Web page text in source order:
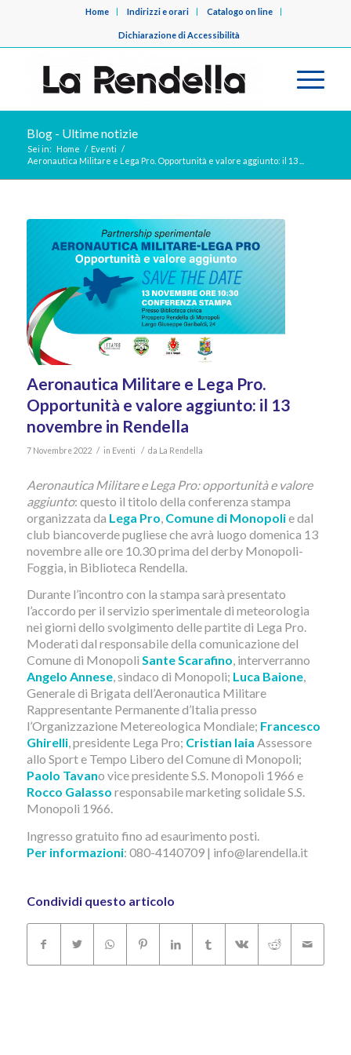
Home Indirizzi e orari Catalogo on line
Dichiarazione di Accessibilità
Blog - Ultime notizie
Sei in: Home / Eventi /
Aeronautica Militare e Lega Pro. Opportunità e valore aggiunto: il 13 ...
Aeronautica Militare e Lega Pro.
Opportunità e valore aggiunto: il 13
novembre in Rendella
7 Novembre 2022 / in Eventi / da La Rendella
Aeronautica Militare e Lega Pro: opportunità e valore
aggiunto: questo il titolo della conferenza stampa
organizzata da Lega Pro Comune di Monopolie dal
club biancoverde pugliese che avrà luogo domenica 13
novembre alle ore 10.30 prima del derby Monopoli-
Foggia, in Biblioteca Rendella.
Durante l’incontro con la stampa sarà presentato
l’accordo per il servizio sperimentale di meteorologia
nei giorni dello svolgimento delle partite di Lega Pro.
Moderati dal responsabile della comunicazione del
Comune di Monopoli Sante Scarafino, interverranno
Angelo Annese, sindaco di Monopoli; Luca Baione,
Generale di Brigata dell’Aeronautica Militare
Rappresentante Permanente d’Italia presso
l’Organizzazione Metereologica Mondiale; Francesco
Ghirelli, presidente Lega Pro; Cristian Iaia Assessore
allo Sport e Tempo Libero del Comune di Monopoli;
Paolo Tavano vice presidente S.S. Monopoli 1966 e
Rocco Galasso responsabile marketing solidale S.S.
Monopoli 1966.
Ingresso gratuito fino ad esaurimento posti.
Per informazioni: 080-4140709 | info@larendella.it
Condividi questo articolo